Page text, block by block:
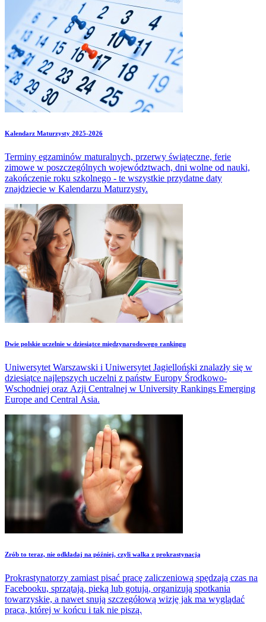
Kalendarz Maturzysty 2025-2026
Terminy egzaminów maturalnych, przerwy świąteczne, ferie
zimowe w poszczególnych województwach, dni wolne od nauki,
zakończenie roku szkolnego - te wszystkie przydatne daty
znajdziecie w Kalendarzu Maturzysty.
Dwie polskie uczelnie w dziesiątce międzynarodowego rankingu
Uniwersytet Warszawski i Uniwersytet Jagielloński znalazły się w
dziesiątce najlepszych uczelni z państw Europy Środkowo-
Wschodniej oraz Azji Centralnej w University Rankings Emerging
Europe and Central Asia.
Zrób to teraz, nie odkładaj na później, czyli walka z prokrastynacją
Prokrastynatorzy zamiast pisać pracę zaliczeniową spędzają czas na
Facebooku, sprzątają, pieką lub gotują, organizują spotkania
towarzyskie, a nawet snują szczegółową wizję jak ma wyglądać
praca, której w końcu i tak nie piszą.